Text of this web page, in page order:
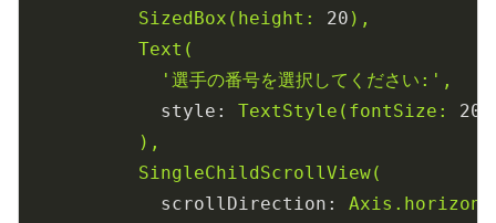
SizedBox(height:
20 ),
Text(
'選手の番号を選択してください:' ,
style:
TextStyle(fontSize: 20
),
SingleChildScrollView(
scrollDirection: